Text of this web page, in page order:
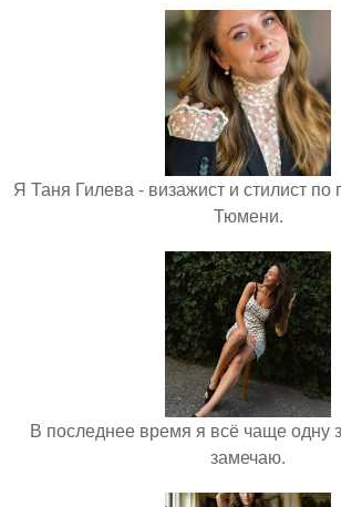
Я Таня Гилева - визажист и стилист по
Тюмени.
В последнее время я всё чаще одну
замечаю.